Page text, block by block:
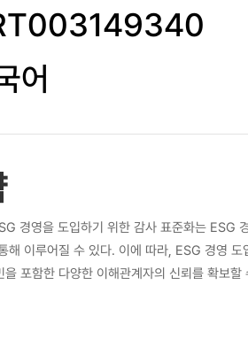
어
경영을 도입하기 위한 감사 표준화는 ESG
해 이루어질 수 있다. 이에 따라, ESG 경영
을 포함한 다양한 이해관계자의 신뢰를 확보
이를 감시하고 관리할 수 있는 감사부서의